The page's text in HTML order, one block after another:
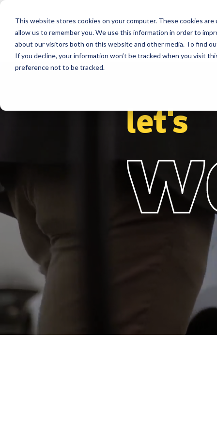
This website stores cookies on your computer. These cookies
allow us to remember you. We use this information in order to
about our visitors both on this website and other media. To find
If you decline, your information won’t be tracked when you visit
preference not to be tracked.
Segments Çözümler Referanslar
let's